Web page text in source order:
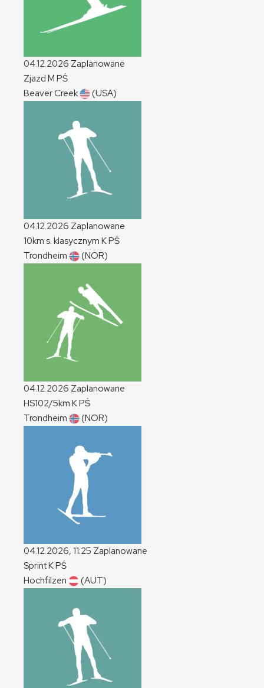
04.12.2026 Zaplanowane
Zjazd M PŚ
Beaver Creek
(USA)
04.12.2026 Zaplanowane
10km s. klasycznym KPŚ
Trondheim
(NOR)
04.12.2026 Zaplanowane
HS102/5km KPŚ
Trondheim
(NOR)
04.12.2026, 11:25 Zaplanowane
SprintKPŚ
Hochfilzen
(AUT)